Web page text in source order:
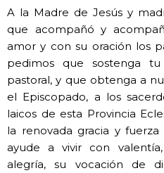
A la Madre de Jesús y
que acompañó y
amor y con su oración los
pedimos que sostenga
pastoral, y que obtenga a
el Episcopado, a los
laicos de esta Provincia
la renovada gracia y
ayude a vivir con
alegría, su vocación de